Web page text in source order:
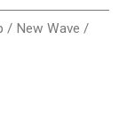
/ New Wave /